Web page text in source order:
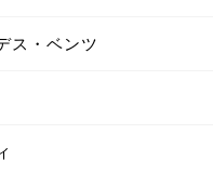
ス・ベンツ